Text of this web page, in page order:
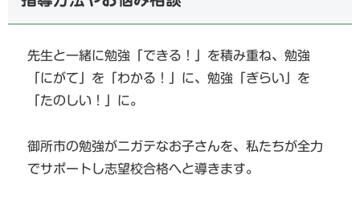
先生と一緒に勉強「できる！」を積み重ね、勉強
「にがて」を「わかる！」に、勉強「ぎらい」を
「たのしい！」に。
御所市の勉強がニガテなお子さんを、私たちが全力
でサポートし志望校合格へと導きます。